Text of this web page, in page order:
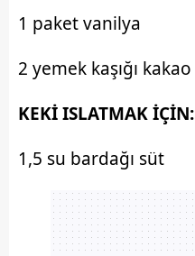
1 paket vanilya
2 yemek kaşığı kakao
KEKİ ISLATMAK İÇİN:
1,5 su bardağı süt